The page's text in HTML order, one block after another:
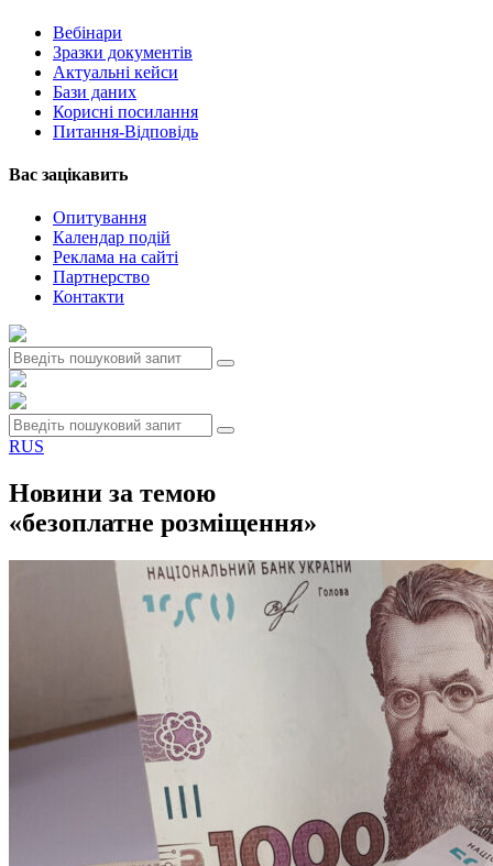
Вебінари
Зразки документів
Актуальні кейси
Бази даних
Корисні посилання
Питання-Відповідь
Вас зацiкавить
Опитування
Календар подій
Реклама на сайтi
Партнерство
Контакти
RUS
Новини за темою
«безоплатне розміщення»